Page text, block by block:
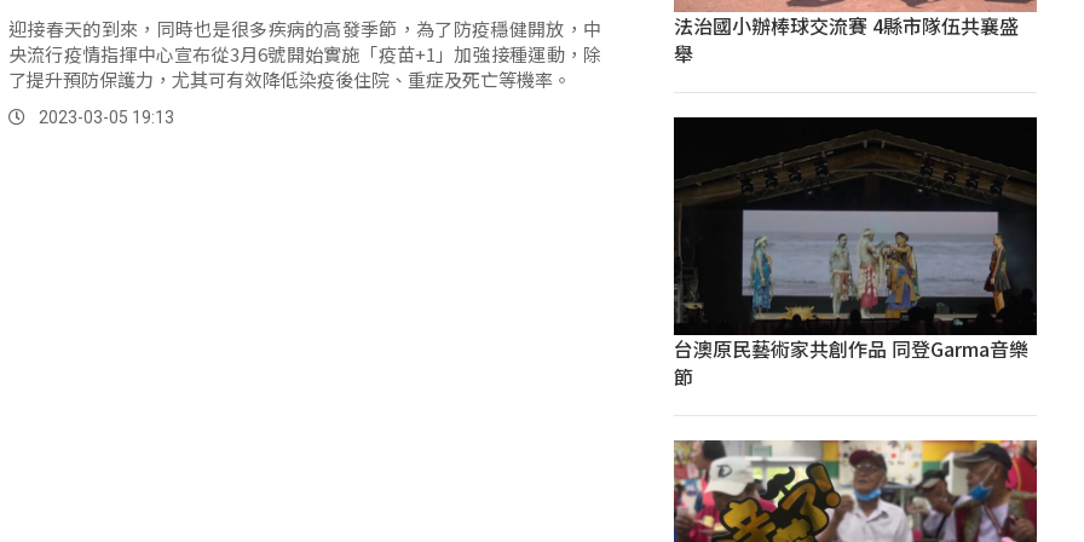
迎接春天的到來，同時也是很多疾病的高發季節，為了防疫穩健開放，中
央流行疫情指揮中心宣布從3月6號開始實施「疫苗+1」加強接種運動，除
了提升預防保護力，尤其可有效降低染疫後住院、重症及死亡等機率。
2023-03-05 19:13
法治國小辦棒球交流賽 4縣市隊伍共襄盛
舉
台澳原民藝術家共創作品 同登Garma音樂
節